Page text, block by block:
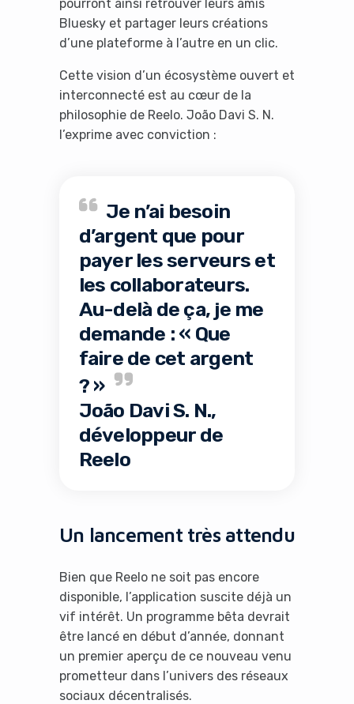
pourront ainsi retrouver leurs amis
Bluesky et partager leurs créations
d’une plateforme à l’autre en un clic.
Cette vision d’un écosystème ouvert et
interconnecté est au cœur de la
philosophie de Reelo. João Davi S. N.
l’exprime avec conviction :
Je n’ai besoin
d’argent que pour
payer les serveurs et
les collaborateurs.
Au-delà de ça, je me
demande : « Que
faire de cet argent
? »
João Davi S. N.,
développeur de
Reelo
Un lancement très attendu
Bien que Reelo ne soit pas encore
disponible, l’application suscite déjà un
vif intérêt. Un programme bêta devrait
être lancé en début d’année, donnant
un premier aperçu de ce nouveau venu
prometteur dans l’univers des réseaux
sociaux décentralisés.